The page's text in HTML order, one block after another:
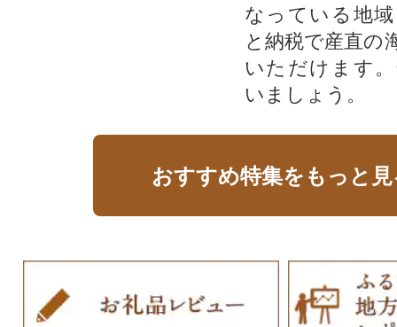
なっている地
と納税で産直の
いただけます
いましょう。
おすすめ特集をもっと